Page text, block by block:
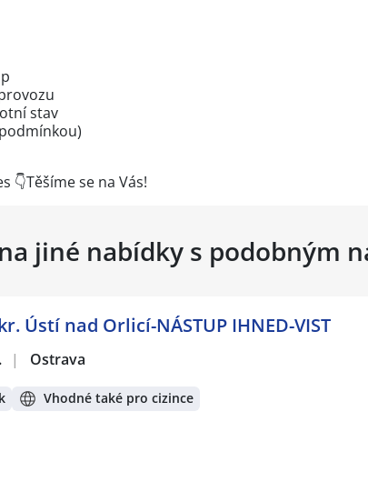
stav
👇Těšíme se na Vás!
jiné nabídky s podobným
Ústí nad Orlicí-NÁSTUP IHNED-VIST
| Ostrava
Vhodné také pro cizince